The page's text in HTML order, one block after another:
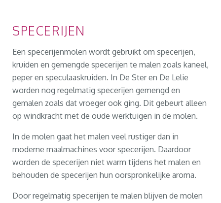
SPECERIJEN
Een specerijenmolen wordt gebruikt om specerijen,
kruiden en gemengde specerijen te malen zoals kaneel,
peper en speculaaskruiden. In De Ster en De Lelie
worden nog regelmatig specerijen gemengd en
gemalen zoals dat vroeger ook ging. Dit gebeurt alleen
op windkracht met de oude werktuigen in de molen.
In de molen gaat het malen veel rustiger dan in
moderne maalmachines voor specerijen. Daardoor
worden de specerijen niet warm tijdens het malen en
behouden de specerijen hun oorspronkelijke aroma.
Door regelmatig specerijen te malen blijven de molen